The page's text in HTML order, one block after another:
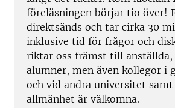
föreläsningen börjar tio över!
direktsänds och tar cirka 30
inklusive tid för frågor och
riktar oss främst till anställda,
alumner, men även kollegor i
och vid andra universitet
allmänhet är välkomna.